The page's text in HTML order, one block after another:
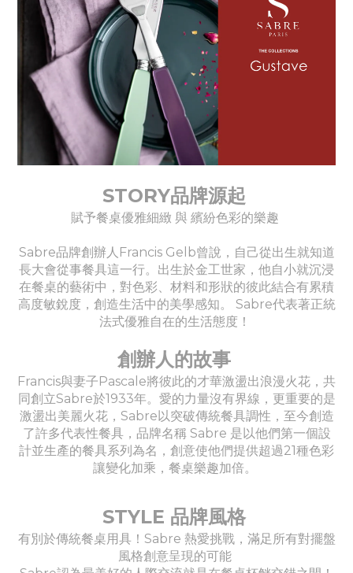
STORY品牌源起
賦予餐桌優雅細緻 與 繽紛色彩的樂趣
Sabre品牌創辦人Francis Gelb曾說，自己從出生就知道
長大會從事餐具這一行。出生於金工世家，他自小就沉浸
在餐桌的藝術中，對色彩、材料和形狀的彼此結合有累積
高度敏銳度，創造生活中的美學感知。 Sabre代表著正統
法式優雅自在的生活態度！
創辦人的故事
Francis與妻子Pascale將彼此的才華激盪出浪漫火花，共
同創立Sabre於1933年。愛的力量沒有界線，更重要的是
激盪出美麗火花，Sabre以突破傳統餐具調性，至今創造
了許多代表性餐具，品牌名稱 Sabre 是以他們第一個設
計並生產的餐具系列為名，創意使他們提供超過21種色彩
讓變化加乘，餐桌樂趣加倍。
STYLE 品牌風格
有別於傳統餐桌用具！Sabre 熱愛挑戰，滿足所有對擺盤
風格創意呈現的可能